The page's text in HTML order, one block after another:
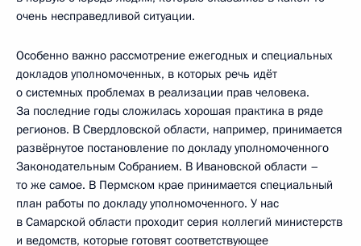
очень несправедливой ситуации.
Особенно важно рассмотрение ежегодных и специальных
докладов уполномоченных, в которых речь идёт
о системных проблемах в реализации прав человека.
За последние годы сложилась хорошая практика в ряде
регионов. В Свердловской области, например, принимается
развёрнутое постановление по докладу уполномоченного
Законодательным Собранием. В Ивановской области –
то же самое. В Пермском крае принимается специальный
план работы по докладу уполномоченного. У нас
в Самарской области проходит серия коллегий министерств
и ведомств, которые готовят соответствующее